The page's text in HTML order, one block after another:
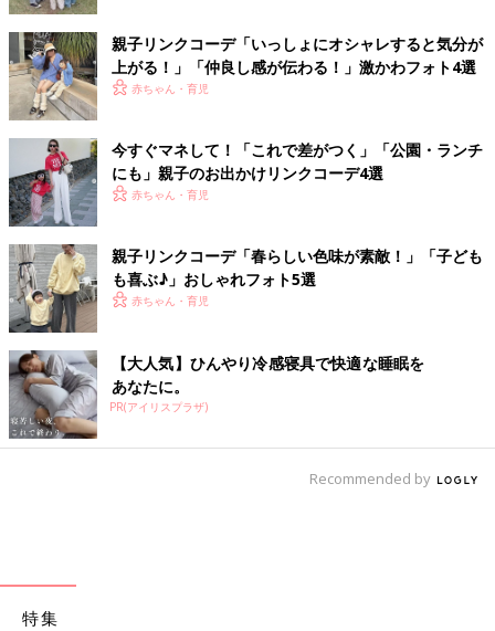
「バンダナ」。赤×緑×白の3色使いでイタリアンカラーの親子リ
ンクコーデが完成！お子さんは首まわりに、ママはヘアアレンジ
に使うなどちょっとした小ワザも効いています♪
親子リンクコーデ③：「ボーダー×サロペット」の
おでかけコーデ
親子リンクコーデ「いっしょにオシャレすると気分が
上がる！」「仲良し感が伝わる！」激かわフォト4選
赤ちゃん・育児
今すぐマネして！「これで差がつく」「公園・ランチ
にも」親子のお出かけリンクコーデ4選
赤ちゃん・育児
親子リンクコーデ「春らしい色味が素敵！」「子ども
も喜ぶ♪」おしゃれフォト5選
赤ちゃん・育児
【大人気】ひんやり冷感寝具で快適な睡眠を
あなたに。
PR(アイリスプラザ)
Recommended by
特集